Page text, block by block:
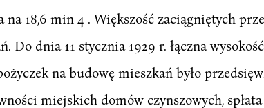
na 18,6 min 4 . Większość zaciągniętych
Do dnia 11 stycznia 1929 r. łączna
na budowę mieszkań było
miejskich domów czynszowych,